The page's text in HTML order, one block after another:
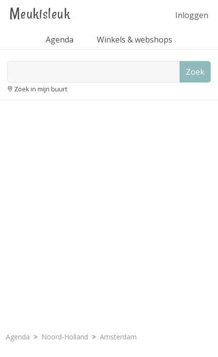
Meukisleuk Inloggen
Agenda Winkels & webshops
Zoek
Zoek in mijn buurt
Agenda Noord-Holland Amsterdam